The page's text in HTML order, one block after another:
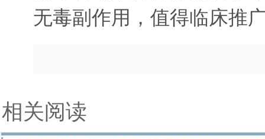
无毒副作用，值得临床推
相关阅读